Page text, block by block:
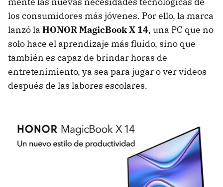
los consumidores más jóvenes. Por ello, la marca
lanzó la HONOR MagicBook X 14, una PC que no
solo hace el aprendizaje más fluido, sino que
también es capaz de brindar horas de
entretenimiento, ya sea para jugar o ver videos
después de las labores escolares.